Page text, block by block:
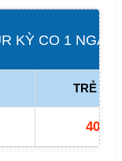
KỲ CO 1 NGÀY
TRẺ EM